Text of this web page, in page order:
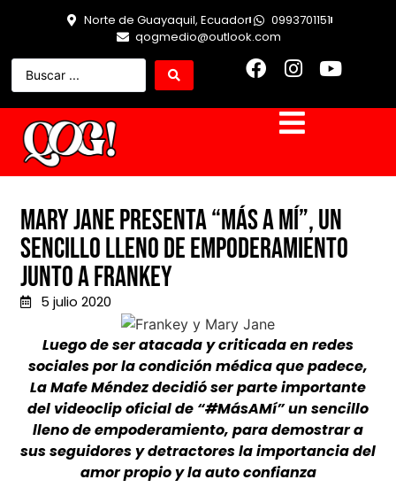
Norte de Guayaquil, Ecuador
0993701151
qogmedio@outlook.com
Mary Jane presenta “Más A Mí”, un
sencillo lleno de empoderamiento
junto a Frankey
5 julio 2020
Luego de ser atacada y criticada en redes
sociales por la condición médica que padece,
La Mafe Méndez decidió ser parte importante
del videoclip oficial de “#MásAMí” un sencillo
lleno de empoderamiento, para demostrar a
sus seguidores y detractores la importancia del
amor propio y la auto confianza